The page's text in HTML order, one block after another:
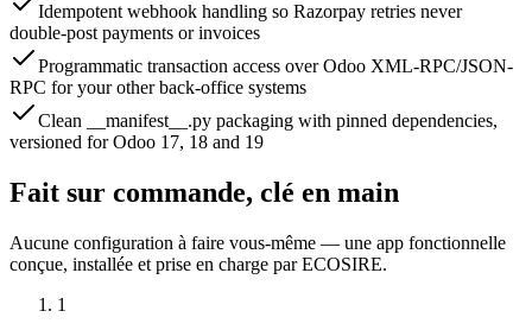
Idempotent webhook handling so Razorpay retries never
double-post payments or invoices
Programmatic transaction access over Odoo XML-RPC/JSON-
RPC for your other back-office systems
Clean __manifest__.py packaging with pinned dependencies,
versioned for Odoo 17, 18 and 19
Fait sur commande, clé en main
Aucune configuration à faire vous-même — une app fonctionnelle
conçue, installée et prise en charge par ECOSIRE.
1